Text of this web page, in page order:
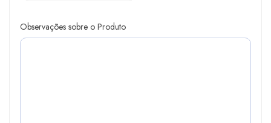
Observações sobre o Produto